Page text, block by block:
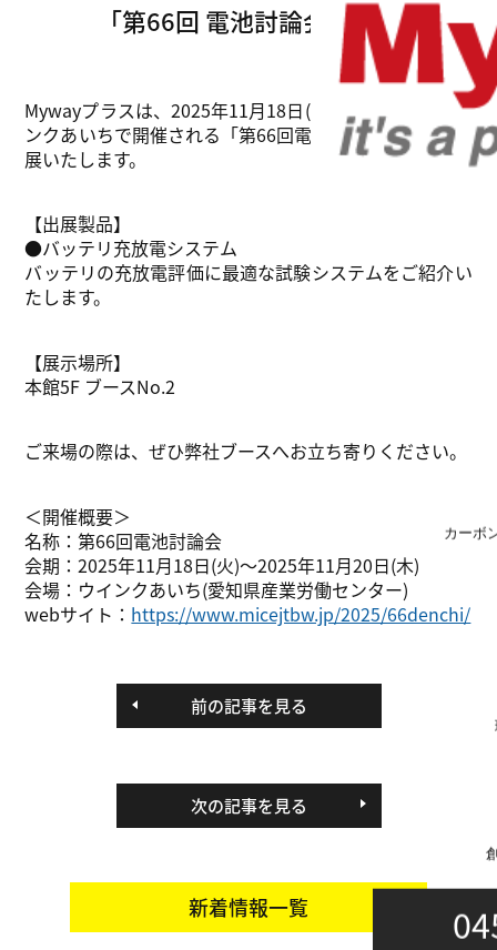
カーボ
「第66回 電池討論会」出展
Mywayプラスは、2025年11月18日(火)～20日(木)
にウイ
ンクあいちで開催される「第66回電池討論会」に企業出
展いたします。
【出展製品】
●バッテリ充放電システム
バッテリの充放電評価に最適な試験システムをご紹介い
たします。
【展示場所】
本館5F ブースNo.2
ご来場の際は、ぜひ弊社ブースへお立ち寄りください。
＜開催概要＞
名称：第66回電池討論会
会期：2025年11月18日(火)～2025年11月20日(木)
会場：ウインクあいち(愛知県産業労働センター)
webサイト： https://www.micejtbw.jp/2025/66denchi/
前の記事を見る
次の記事を見る
新着情報一覧